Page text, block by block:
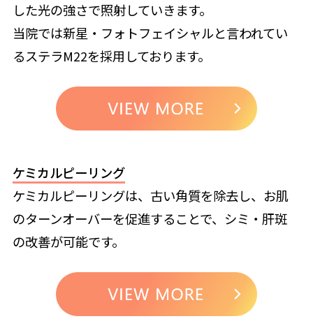
した光の強さで照射していきます。
当院では新星・フォトフェイシャルと言われてい
るステラM22を採用しております。
ケミカルピーリング
ケミカルピーリングは、古い角質を除去し、お肌
のターンオーバーを促進することで、シミ・肝斑
の改善が可能です。